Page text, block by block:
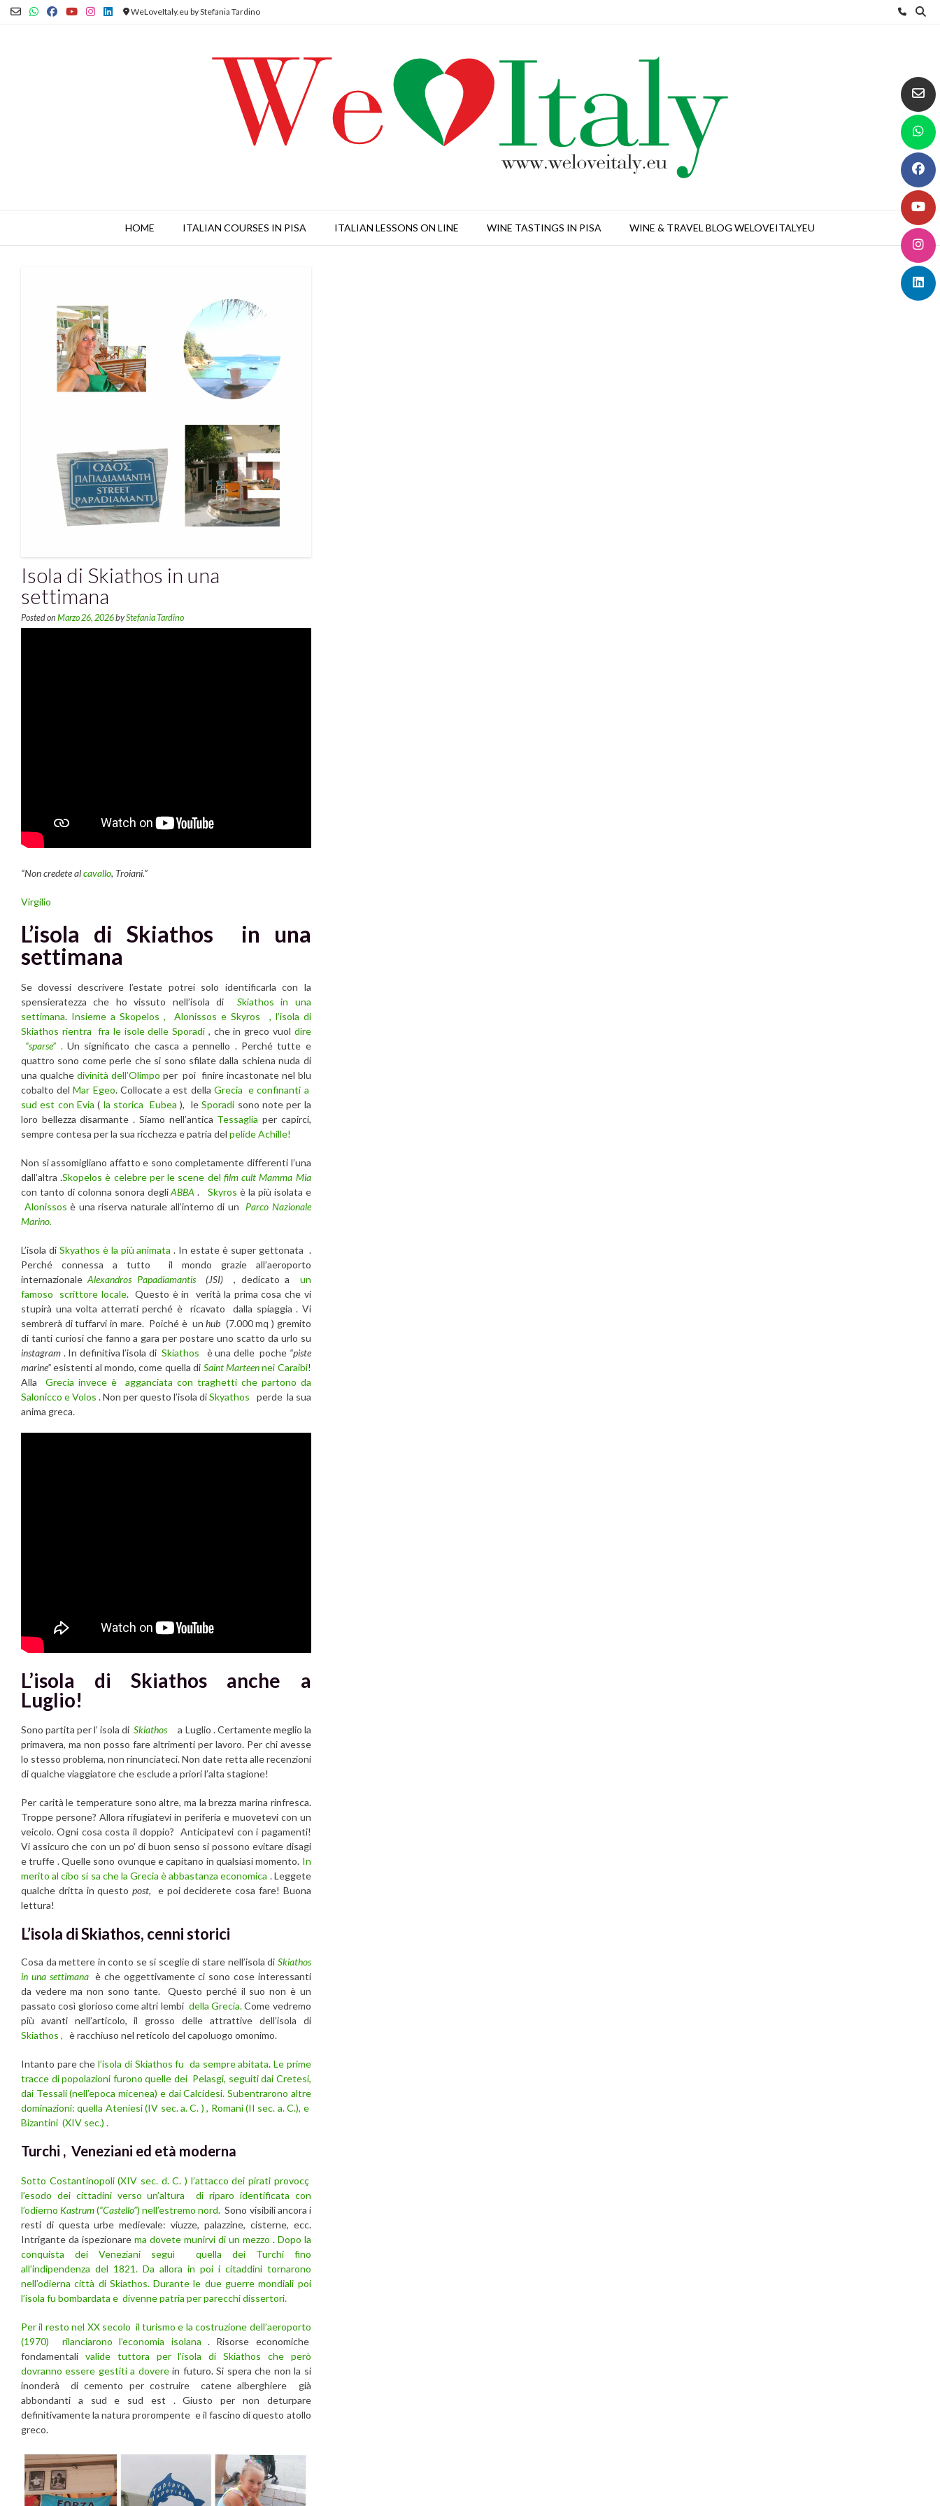
Skip
WeLoveItaly.eu by Stefania Tardino
HOME ITALIAN COURSES IN PISA ITALIAN LESSONS ON LINE WINE TASTINGS IN PISA WINE & TRAVEL BLOG WELOVEITALYEU
Isola di Skiathos in una
settimana
Posted on Marzo 26, 2026byStefania Tardino
“Non credete alcavallo, Troiani.”
Virgilio
L’isola di Skiathos in una
settimana
Se dovessi descrivere l’estate potrei solo identificarla con la
spensieratezza che ho vissuto nell’isola di Skiathos in una
settimana. Insieme a Skopelos , Alonissos e Skyros , l’isola di
Skiathos rientra fra le isole delle Sporadi , che in greco vuol dire
“sparse” .Un significato che casca a pennello . Perché tutte e
quattro sono come perle che si sono sfilate dalla schiena nuda di
una qualche divinità dell’Olimpo per poi finire incastonate nel blu
cobalto delMar Egeo. Collocate a est della Grecia e confinanti a
sud est con Evia ( la storica Eubea ), leSporadi sono note per la
loro bellezza disarmante . Siamo nell’antica Tessaglia per capirci,
sempre contesa per la sua ricchezza e patria del pelide Achille!
Non si assomigliano affatto e sono completamente differenti l’una
dall’altra .Skopelos è celebre per le scene del film cult Mamma Mia
con tanto di colonna sonora degliABBA .Skyros è la più isolata e
Alonissos è una riserva naturale all’interno di un Parco Nazionale
Marino.
L’isola di Skyathos è la più animata . In estate è super gettonata .
Perché connessa a tutto il mondo grazie all’aeroporto
internazionaleAlexandros Papadiamantis (JSI) , dedicato a un
famoso scrittore locale. Questo è in verità la prima cosa che vi
stupirà una volta atterrati perché è ricavato dalla spiaggia . Vi
sembrerà di tuffarvi in mare. Poiché è unhub (7.000 mq ) gremito
di tanti curiosi che fanno a gara per postare uno scatto da urlo su
instagram . In definitiva l’isola diSkiathos è una delle poche “piste
marine”esistenti al mondo, come quella di Saint Marteennei Caraibi!
Alla
Grecia invece è agganciata con traghetti che partono da
Salonicco e Volos . Non per questo l’isola diSkyathos
perde la sua
anima greca.
L’isola di Skiathos anche a
Luglio!
Sono partita per l’ isola diSkiathos
a Luglio . Certamente meglio la
primavera, ma non posso fare altrimenti per lavoro. Per chi avesse
lo stesso problema, non rinunciateci. Non date retta alle recenzioni
di qualche viaggiatore che esclude a priori l’alta stagione!
Per carità le temperature sono altre, ma la brezza marina rinfresca.
Troppe persone? Allora rifugiatevi in periferia e muovetevi con un
veicolo. Ogni cosa costa il doppio? Anticipatevi con i pagamenti!
Vi assicuro che con un po’ di buon senso si possono evitare disagi
e truffe . Quelle sono ovunque e capitano in qualsiasi momento. In
merito al cibo si sa che la Grecia è abbastanza economica . Leggete
qualche dritta in questopost, e poi deciderete cosa fare! Buona
lettura!
L’isola di Skiathos, cenni storici
Cosa da mettere in conto se si sceglie di stare nell’isola di Skiathos
in una settimanaè che oggettivamente ci sono cose interessanti
da vedere ma non sono tante. Questo perché il suo non è un
passato così glorioso come altri lembi della Grecia.Come vedremo
più avanti nell’articolo, il grosso delle attrattive dell’isola di
Skiathos , è racchiuso nel reticolo del capoluogo omonimo.
Intanto pare chel’isola di Skiathos fu da sempre abitata. Le prime
tracce di popolazioni furono quelle dei Pelasgi, seguiti dai Cretesi,
dai Tessali (nell’epoca micenea) e dai Calcidesi. Subentrarono altre
dominazioni: quella Ateniesi (IV sec. a. C. ) , Romani (II sec. a. C.), e
Bizantini (XIV sec.) .
Turchi , Veneziani ed età moderna
Sotto Costantinopoli (XIV sec. d. C. ) l’attacco dei pirati provocç
l’esodo dei cittadini verso un’altura di riparo identificata con
l’odierno Kastrum(“Castello”) nell’estremo nord. Sono visibili ancora i
resti di questa urbe medievale: viuzze, palazzine, cisterne, ecc.
Intrigante da ispezionare ma dovete munirvi di un mezzo . Dopo la
conquista dei Veneziani seguì quella dei Turchi fino
all’indipendenza del 1821. Da allora in poi i citaddini tornarono
nell’odierna città di Skiathos. Durante le due guerre mondiali poi
l’isola fu bombardata e divenne patria per parecchi dissertori.
Per il resto nel XX secolo il turismo e la costruzione dell’aeroporto
(1970) rilanciarono l’economia isolana . Risorse economiche
fondamentali valide tuttora per l’isola di Skiathos che però
dovranno essere gestiti a doverein futuro. Si spera che non la si
inonderà di cemento per costruire catene alberghiere già
abbondanti a sud e sud est . Giusto per non deturpare
definitivamente la natura prorompente e il fascino di questo atollo
greco.